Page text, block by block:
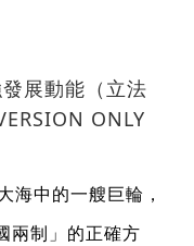
展動能（立法
ONLY
海中的一艘巨輪，
兩制」的正確方